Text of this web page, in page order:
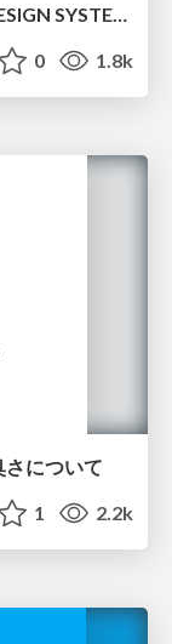
いろはとアップデート LIGHTNING DESIGN SYSTEM
0 1.8k
について
1 2.2k